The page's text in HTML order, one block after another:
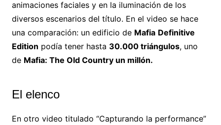
animaciones faciales y en la iluminación de los
diversos escenarios del título. En el video se hace
una comparación: un edificio de Mafia Definitive
Edition podía tener hasta 30.000 triángulos, uno
de Mafia: The Old Country un millón.
El elenco
En otro video titulado “Capturando la performance”